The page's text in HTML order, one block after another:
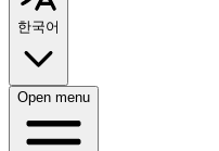
한국어
Open menu